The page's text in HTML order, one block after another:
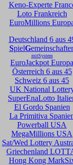
Keno-Experte
Loto Frankreich
EuroMillions
Deutschland 6 aus
SpielG
mitSystem
EuroJackpot Europa
Österreich 6 aus 45
Schweiz 6 aus 45
UK National
SuperEnaLotto
El Gordo Spanien
La Primitiva
Powerball USA
MegaMillions USA
Sat/Wed Lottery
Griechenland
Hong Kong